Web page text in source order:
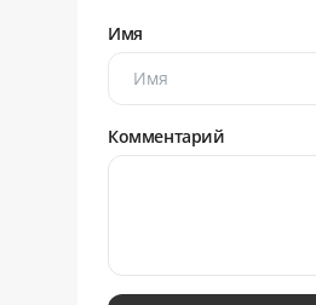
Имя
Комментарий